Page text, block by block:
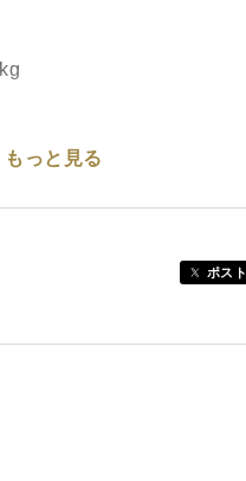
が入る商品になります。
もっと見る
ポスト